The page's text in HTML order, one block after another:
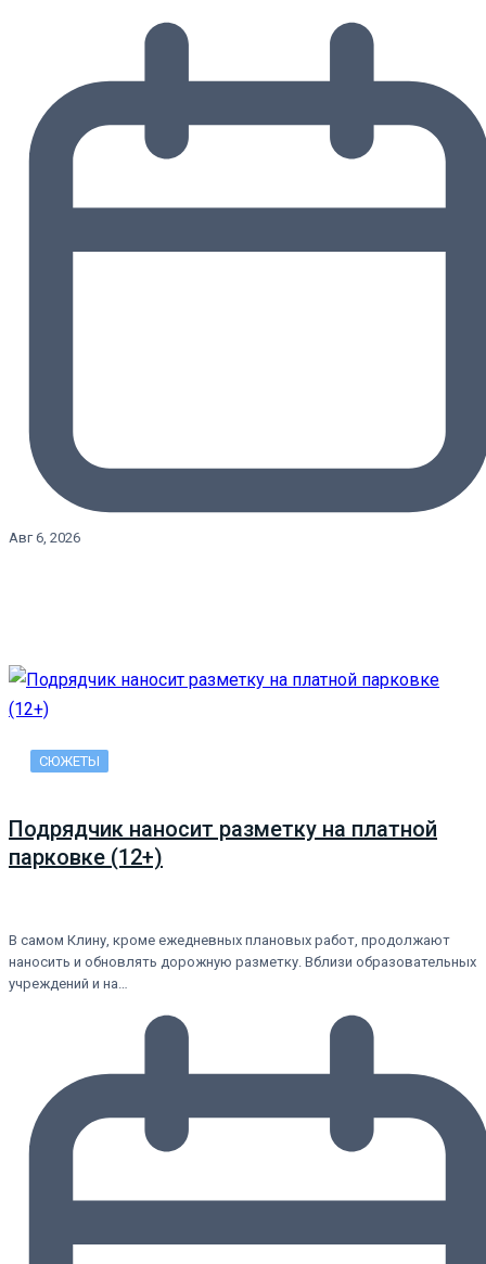
Авг 6, 2026
СЮЖЕТЫ
Подрядчик наносит разметку на платной
парковке (12+)
В самом Клину, кроме ежедневных плановых работ, продолжают
наносить и обновлять дорожную разметку. Вблизи образовательных
учреждений и на…